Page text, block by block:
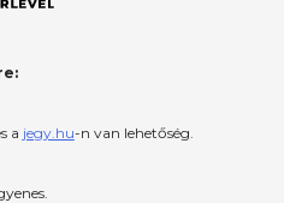
a jegy.hu-n van lehetőség.